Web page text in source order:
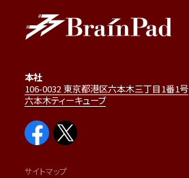
本社
106-0032 東京都港区六本木三丁目1番1号
六本木ティーキューブ
サイトマップ